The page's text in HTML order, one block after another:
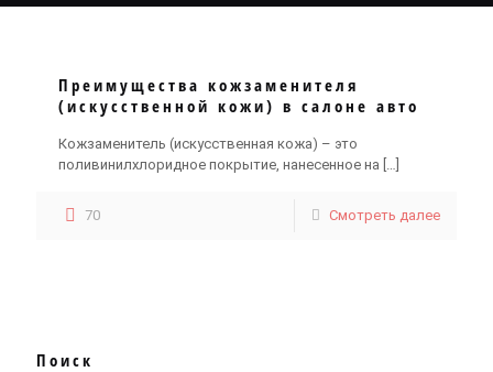
Преимущества кожзаменителя
(искусственной кожи) в салоне авто
Кожзаменитель (искусственная кожа) – это
поливинилхлоридное покрытие, нанесенное на […]
70 Смотреть далее
Поиск